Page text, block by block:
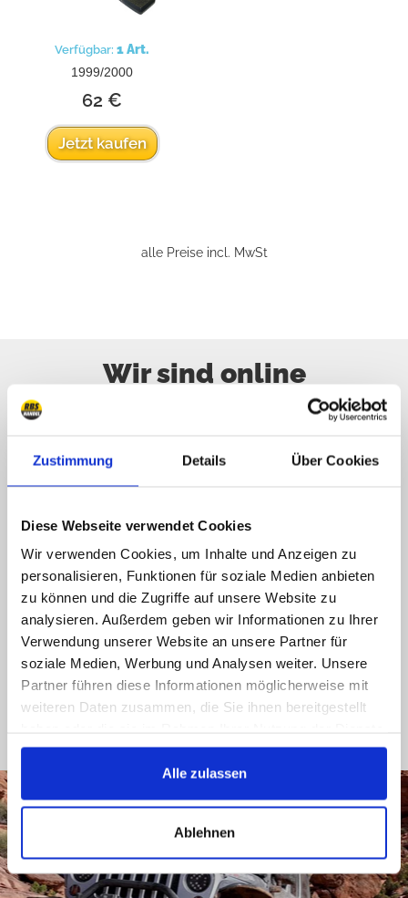
Zustimmung Details Über Cookies
Diese Webseite verwendet Cookies
Wir verwenden Cookies, um Inhalte und Anzeigen zu
personalisieren, Funktionen für soziale Medien anbieten
zu können und die Zugriffe auf unsere Website zu
analysieren. Außerdem geben wir Informationen zu Ihrer
Verwendung unserer Website an unsere Partner für
soziale Medien, Werbung und Analysen weiter. Unsere
Partner führen diese Informationen möglicherweise mit
weiteren Daten zusammen, die Sie ihnen bereitgestellt
gesammelt haben.
Alle zulassen
Ablehnen
Verfügbar: 1 Art.
1999/2000
62 €
Jetzt kaufen
alle Preise incl. MwSt
Wir sind online
Rufen Sie uns an, senden Sie uns eine E-Mail,
schnellstmöglich eine Antwort
(9:30-14:00 16:00-19:00)
info@rbs-handel.de
Facebook